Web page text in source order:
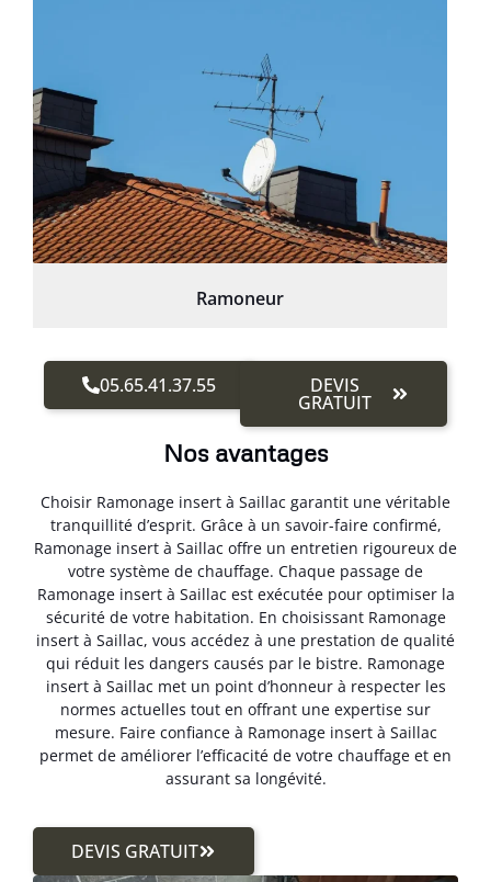
Ramoneur
05.65.41.37.55 DEVIS
GRATUIT
Nos avantages
Choisir Ramonage insert à Saillac garantit une véritable
tranquillité d’esprit. Grâce à un savoir-faire confirmé,
Ramonage insert à Saillac offre un entretien rigoureux de
votre système de chauffage. Chaque passage de
Ramonage insert à Saillac est exécutée pour optimiser la
sécurité de votre habitation. En choisissant Ramonage
insert à Saillac, vous accédez à une prestation de qualité
qui réduit les dangers causés par le bistre. Ramonage
insert à Saillac met un point d’honneur à respecter les
normes actuelles tout en offrant une expertise sur
mesure. Faire confiance à Ramonage insert à Saillac
permet de améliorer l’efficacité de votre chauffage et en
assurant sa longévité.
DEVIS GRATUIT